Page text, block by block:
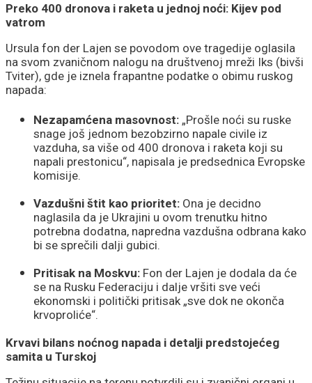
Preko 400 dronova i raketa u jednoj noći: Kijev pod
vatrom
Ursula fon der Lajen se povodom ove tragedije oglasila
na svom zvaničnom nalogu na društvenoj mreži Iks (bivši
Tviter), gde je iznela frapantne podatke o obimu ruskog
napada:
Nezapamćena masovnost: „Prošle noći su ruske
snage još jednom bezobzirno napale civile iz
vazduha, sa više od 400 dronova i raketa koji su
napali prestonicu“, napisala je predsednica Evropske
komisije.
Vazdušni štit kao prioritet: Ona je decidno
naglasila da je Ukrajini u ovom trenutku hitno
potrebna dodatna, napredna vazdušna odbrana kako
bi se sprečili dalji gubici.
Pritisak na Moskvu: Fon der Lajen je dodala da će
se na Rusku Federaciju i dalje vršiti sve veći
ekonomski i politički pritisak „sve dok ne okonča
krvoproliće“.
Krvavi bilans noćnog napada i detalji predstojećeg
samita u Turskoj